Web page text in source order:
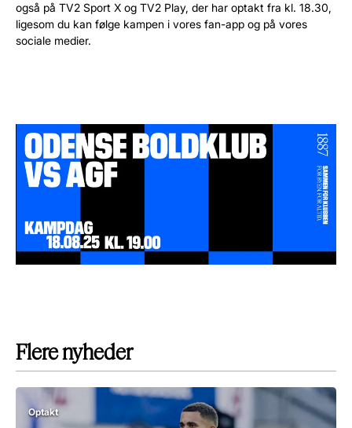
også på TV2 Sport X og TV2 Play, der har optakt fra kl. 18.30,
ligesom du kan følge kampen i vores fan-app og på vores
sociale medier.
Flere nyheder
Optakt